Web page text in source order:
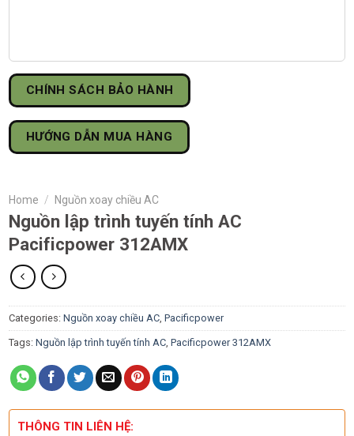
CHÍNH SÁCH BẢO HÀNH
HƯỚNG DẪN MUA HÀNG
Home / Nguồn xoay chiều AC
Nguồn lập trình tuyến tính AC
Pacificpower 312AMX
Categories: Nguồn xoay chiều AC, Pacificpower
Tags: Nguồn lập trình tuyến tính AC, Pacificpower 312AMX
THÔNG TIN LIÊN HỆ: